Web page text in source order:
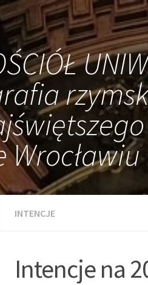
Wrocławiu
INTENCJE
Intencje na